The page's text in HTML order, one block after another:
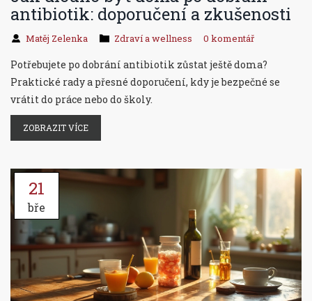
antibiotik: doporučení a zkušenosti
Matěj Zelenka Zdraví a wellness 0 komentář
Potřebujete po dobrání antibiotik zůstat ještě doma?
Praktické rady a přesné doporučení, kdy je bezpečné se
vrátit do práce nebo do školy.
ZOBRAZIT VÍCE
21
bře